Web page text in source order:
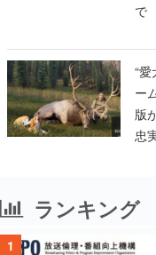
で
“
ー
版
忠
ランキング
1